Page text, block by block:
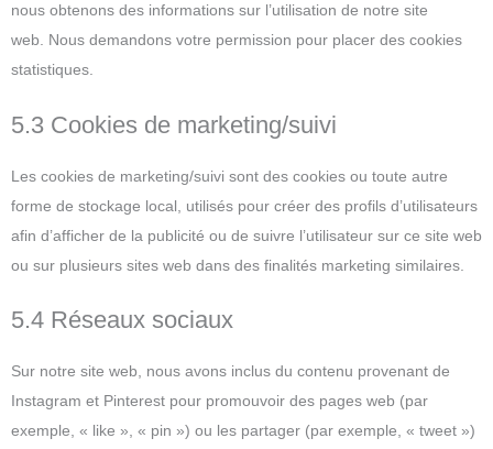
nous obtenons des informations sur l’utilisation de notre site
web. Nous demandons votre permission pour placer des cookies
statistiques.
5.3 Cookies de marketing/suivi
Les cookies de marketing/suivi sont des cookies ou toute autre
forme de stockage local, utilisés pour créer des profils d’utilisateurs
afin d’afficher de la publicité ou de suivre l’utilisateur sur ce site web
ou sur plusieurs sites web dans des finalités marketing similaires.
5.4 Réseaux sociaux
Sur notre site web, nous avons inclus du contenu provenant de
Instagram et Pinterest pour promouvoir des pages web (par
exemple, « like », « pin ») ou les partager (par exemple, « tweet »)